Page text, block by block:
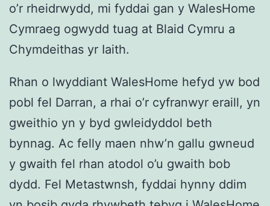
o’r rheidrwydd, mi fyddai gan y WalesHome
Cymraeg ogwydd tuag at Blaid Cymru a
Chymdeithas yr Iaith.
Rhan o lwyddiant WalesHome hefyd yw bod
pobl fel Darran, a rhai o’r cyfranwyr eraill, yn
gweithio yn y byd gwleidyddol beth
bynnag. Ac felly maen nhw’n gallu gwneud
y gwaith fel rhan atodol o’u gwaith bob
dydd. Fel Metastwnsh, fyddai hynny ddim